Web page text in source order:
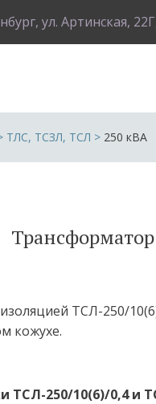
, ул. Артинская, 22Г
ТЛС, ТСЗЛ, ТСЛ > 250 кВА
ТСЛ-250/
кожухе.
ТСЛ-250/10(6)/0,4 и